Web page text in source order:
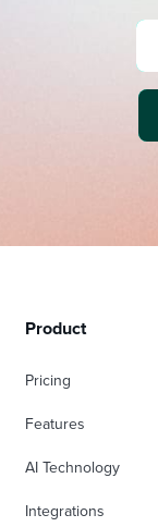
Product
Pricing
Features
AI Technology
Integrations